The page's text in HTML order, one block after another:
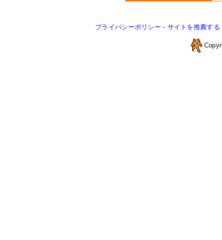
プライバシーポリシー - サイトを推薦する